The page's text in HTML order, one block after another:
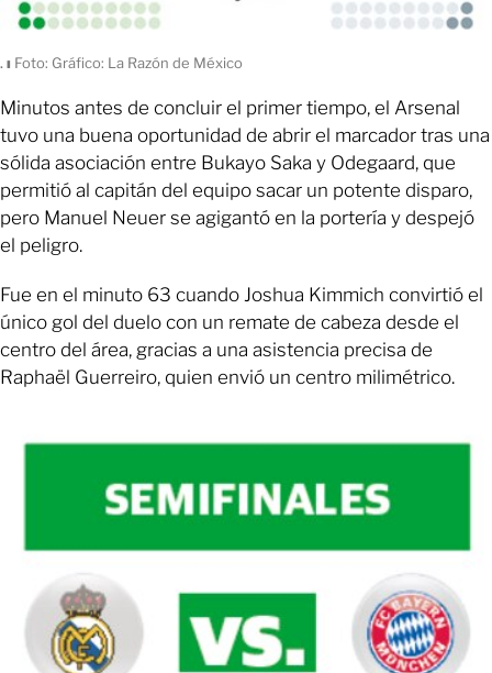
. ı Foto: Gráfico: La Razón de México
Minutos antes de concluir el primer tiempo, el Arsenal
tuvo una buena oportunidad de abrir el marcador tras una
sólida asociación entre Bukayo Saka y Odegaard, que
permitió al capitán del equipo sacar un potente disparo,
pero Manuel Neuer se agigantó en la portería y despejó
el peligro.
Fue en el minuto 63 cuando Joshua Kimmich convirtió el
único gol del duelo con un remate de cabeza desde el
centro del área, gracias a una asistencia precisa de
Raphaël Guerreiro, quien envió un centro milimétrico.